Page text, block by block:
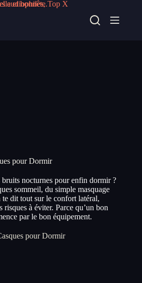
pour Dormir
nocturnes pour enfin dormir ?
sommeil, du simple masquage
dit tout sur le confort latéral,
risques à éviter. Parce qu’un bon
par le bon équipement.
pour Dormir